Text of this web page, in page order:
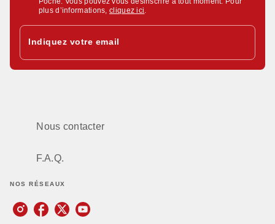
plus d’informations,cliquez ici
Indiquez votre email
Nous contacter
F.A.Q.
NOS RÉSEAUX